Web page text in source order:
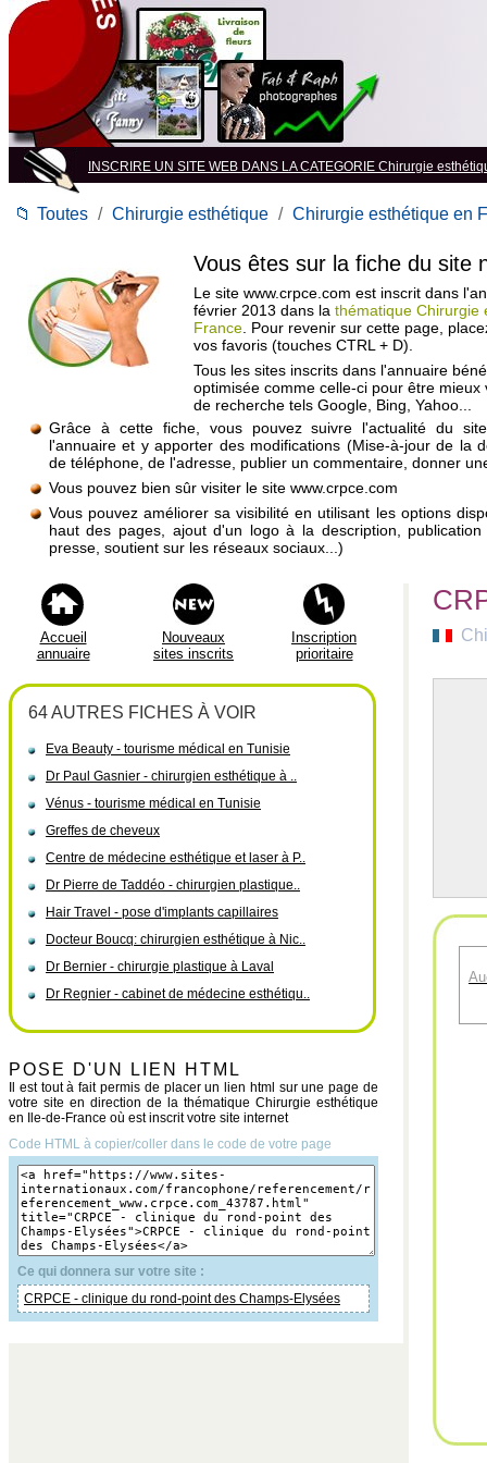
INSCRIRE UN SITE WEB DANS LA CATEGORIE Chirurgie
📁 Toutes / Chirurgie esthétique / Chirurgie esthétique en
Vous êtes sur la fiche du site
Le site www.crpce.com est inscrit dans
février 2013 dans la thématique Chirurgie
France . Pour revenir sur cette page,
vos favoris (touches CTRL + D).
Tous les sites inscrits dans l'annuaire
optimisée comme celle-ci pour être mieux
de recherche tels Google, Bing, Yahoo...
Grâce à cette fiche, vous pouvez suivre l'actualité du
l'annuaire et y apporter des modifications (Mise-à-jour de la
de téléphone, de l'adresse, publier un commentaire, donner
Vous pouvez bien sûr visiter le site www.crpce.com
Vous pouvez améliorer sa visibilité en utilisant les options
haut des pages, ajout d'un logo à la description,
presse, soutient sur les réseaux sociaux...)
Accueil
annuaire
Nouveaux
sites inscrits
Inscription
prioritaire
64 AUTRES FICHES À VOIR
Eva Beauty - tourisme médical en Tunisie
Dr Paul Gasnier - chirurgien esthétique à ..
Vénus - tourisme médical en Tunisie
Greffes de cheveux
Centre de médecine esthétique et laser à P..
Dr Pierre de Taddéo - chirurgien plastique..
Hair Travel - pose d'implants capillaires
Docteur Boucq: chirurgien esthétique à Nic..
Dr Bernier - chirurgie plastique à Laval
Dr Regnier - cabinet de médecine esthétiqu..
POSE D'UN LIEN HTML
Il est tout à fait permis de placer un lien html sur une page de
votre site en direction de la thématique Chirurgie esthétique
en Ile-de-France où est inscrit votre site internet
Code HTML à copier/coller dans le code de votre page
Ce qui donnera sur votre site :
CRPCE - clinique du rond-point des Champs-Elysées